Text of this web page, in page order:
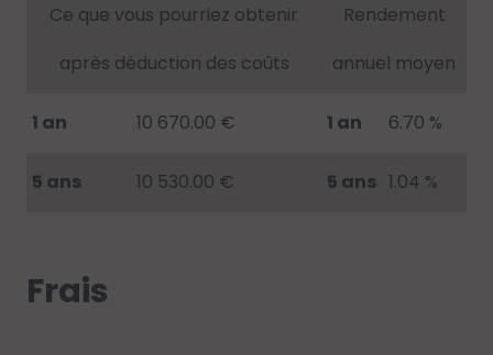
Ce que vous pourriez obtenir
après déduction des coûts
Rendement
annuel moyen
1 an 10 670.00 € 1 an 6.70 %
5 ans 10 530.00 € 5 ans 1.04 %
Frais